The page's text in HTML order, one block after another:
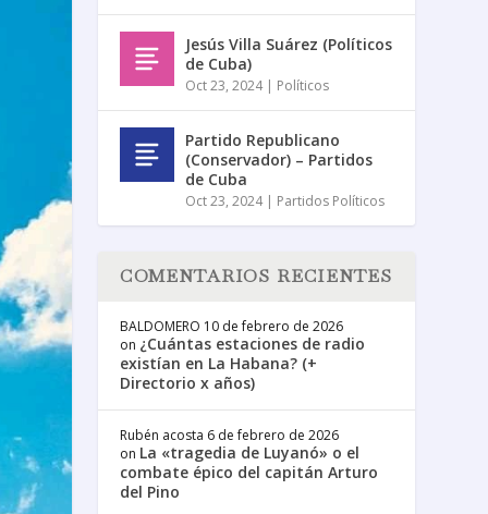
Jesús Villa Suárez (Políticos
de Cuba)
Oct 23, 2024| Políticos
Partido Republicano
(Conservador) – Partidos
de Cuba
Oct 23, 2024| Partidos Políticos
COMENTARIOS RECIENTES
BALDOMERO 10 de febrero de 2026
on ¿Cuántas estaciones de radio
existían en La Habana? (+
Directorio x años)
Rubén acosta 6 de febrero de 2026
on La «tragedia de Luyanó» o el
combate épico del capitán Arturo
del Pino